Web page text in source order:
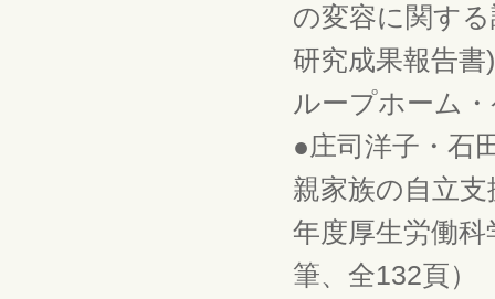
の変容に関す
研究成果報告
ループホーム
●庄司洋子・石
親家族の自立
年度厚生労働
筆、全132頁）